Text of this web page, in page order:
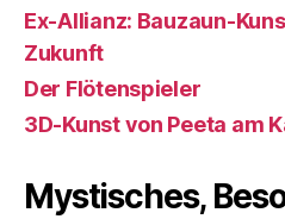
Ex-Allianz: Bauzaun-
Zukunft
Der Flötenspieler
3D-Kunst von Peeta am
Mystisches,